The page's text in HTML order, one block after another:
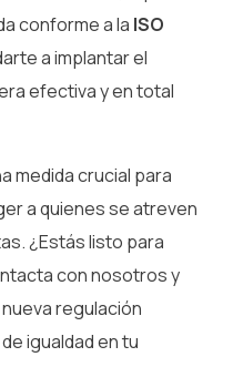
conforme a la ISO
a implantar el
efectiva y en total
medida crucial para
a quienes se atreven
¿Estás listo para
con nosotros y
regulación
igualdad en tu